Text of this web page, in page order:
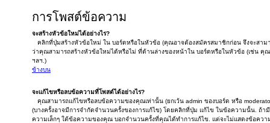
การโพสต์ข้อความ
จะสร้างหัวข้อใหม่ได้อย่างไร?
คลิกที่ปุ่มสร้างหัวข้อใหม่ ใน บอร์ดหรือในหัวข้อ (คุณอาจต้องสมัครสมาชิกก่อน จึงจะสา
ว่าคุณสามารถสร้างหัวข้อใหม่ได้หรือไม่ ที่ด้านล่างของหน้าใน บอร์ดหรือในหัวข้อ (เช่น คุ
ฯลฯ.)
ข้างบน
จะแก้ไขหรือลบข้อความที่โพสต์ได้อย่างไร?
คุณสามารถแก้ไขหรือลบข้อความของคุณเท่านั้น (ยกเว้น admin ของบอร์ด หรือ
(บางครั้งอาจมีการจำกัดจำนวนครั้งของการแก้ไข) โดยคลิกที่ปุ่ม แก้ไข ในข้อความนั้น.
ความเล็กๆ ใต้ข้อความของคุณ บอกจำนวนครั้งที่คุณได้ทำการแก้ไข. แต่จะไม่แสดงข้อความ